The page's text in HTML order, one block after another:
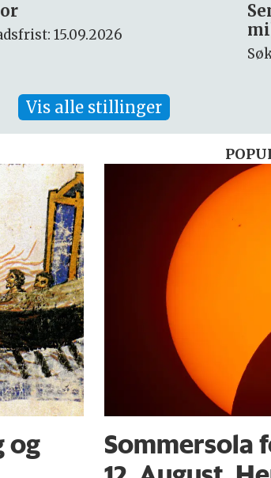
innen
og arktisk miljø
Vis alle stillinger
og
Sommersola